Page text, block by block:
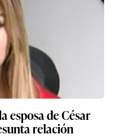
esposa de César
relación